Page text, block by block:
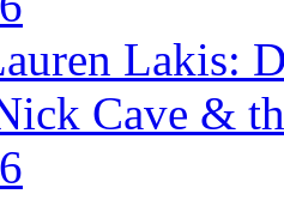
Lakis:
Cave &